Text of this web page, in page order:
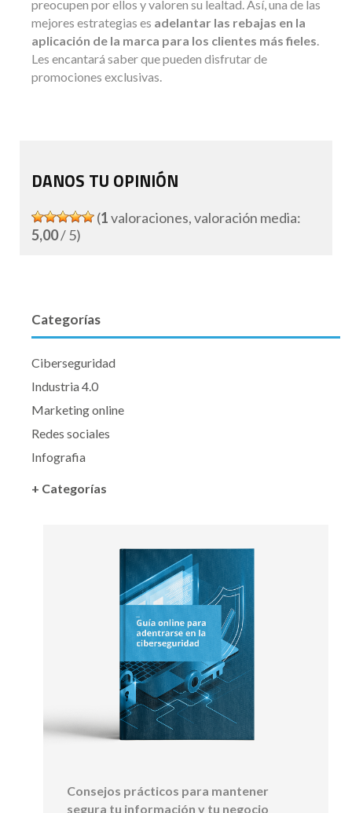
preocupen por ellos y valoren su lealtad. Así, una de las
mejores estrategias es adelantar las rebajas en la
aplicación de la marca para los clientes más fieles.
Les encantará saber que pueden disfrutar de
promociones exclusivas.
DANOS TU OPINIÓN
(1valoraciones, valoración media:
5,00/ 5)
Categorías
Ciberseguridad
Industria 4.0
Marketing online
Redes sociales
Infografia
+ Categorías
Consejos prácticos para mantener
segura tu información y tu negocio